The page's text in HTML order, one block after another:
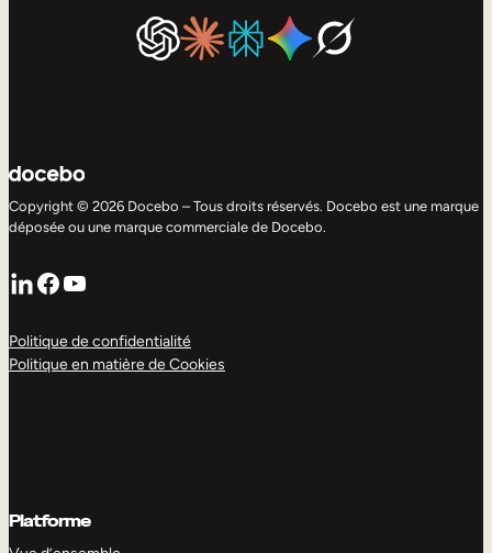
Copyright © 2026 Docebo – Tous droits réservés. Docebo est une marque
déposée ou une marque commerciale de Docebo.
LinkedIn
Facebook
YouTube
Politique de confidentialité
Politique en matière de Cookies
Platforme